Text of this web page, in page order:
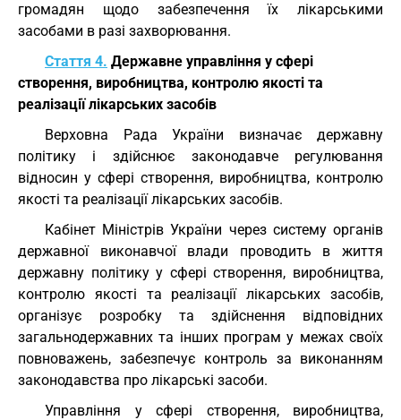
громадян щодо забезпечення їх лікарськими
засобами в разі захворювання.
Стаття 4. Державне управління у сфері
створення, виробництва, контролю якості та
реалізації лікарських засобів
Верховна Рада України визначає державну
політику і здійснює законодавче регулювання
відносин у сфері створення, виробництва, контролю
якості та реалізації лікарських засобів.
Кабінет Міністрів України через систему органів
державної виконавчої влади проводить в життя
державну політику у сфері створення, виробництва,
контролю якості та реалізації лікарських засобів,
організує розробку та здійснення відповідних
загальнодержавних та інших програм у межах своїх
повноважень, забезпечує контроль за виконанням
законодавства про лікарські засоби.
Управління у сфері створення, виробництва,